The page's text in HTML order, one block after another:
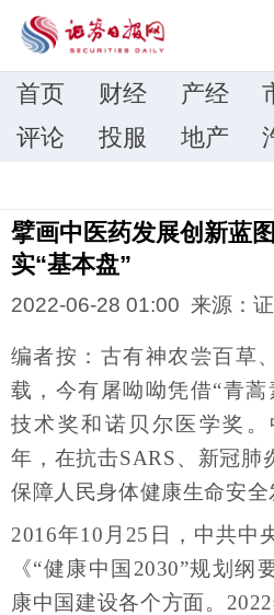
首页 财经 产经
评论
投服 地产
擘画中医药发展创新蓝
实“基本盘”
2022-06-28 01:00 来源：
编者按：古有神农尝百草
载，今有屠呦呦凭借“青
技术奖和诺贝尔医学奖
年，在抗击SARS、新冠肺
保障人民身体健康生命安全
2016年10月25日，中共中
《“健康中国2030”规划纲
康中国建设各个方面。